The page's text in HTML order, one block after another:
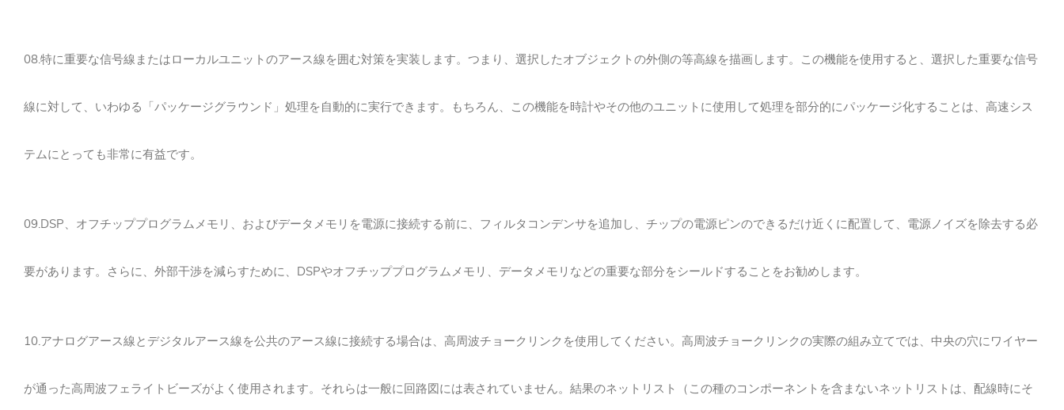
08.特に重要な信号線またはローカルユニットのアース線を囲む対策を実装します。つまり、選択したオブジェクトの外側の等高線を描画します。 この機能を使用すると、選択した重要な信号
線に対して、いわゆる「パッケージグラウンド」処理を自動的に実行できます。 もちろん、この機能を時計やその他のユニットに使用して処理を部分的にパッケージ化することは、高速シス
テムにとっても非常に有益です。
09.DSP、オフチッププログラムメモリ、およびデータメモリを電源に接続する前に、フィルタコンデンサを追加し、チップの電源ピンのできるだけ近くに配置して、電源ノイズを除去する必
要があります。 さらに、外部干渉を減らすために、DSPやオフチッププログラムメモリ、データメモリなどの重要な部分をシールドすることをお勧めします。
10.アナログアース線とデジタルアース線を公共のアース線に接続する場合は、高周波チョークリンクを使用してください。 高周波チョークリンクの実際の組み立てでは、中央の穴にワイヤー
が通った高周波フェライトビーズがよく使用されます。 それらは一般に回路図には表されていません。 結果のネットリスト（この種のコンポーネントを含まないネットリストは、配線時にそ